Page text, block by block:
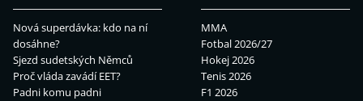
Nová superdávka: kdo na ní
dosáhne?
Sjezd sudetských Němců
Proč vláda zavádí EET?
Padni komu padni
MMA
Fotbal 2026/27
Hokej 2026
Tenis 2026
F1 2026